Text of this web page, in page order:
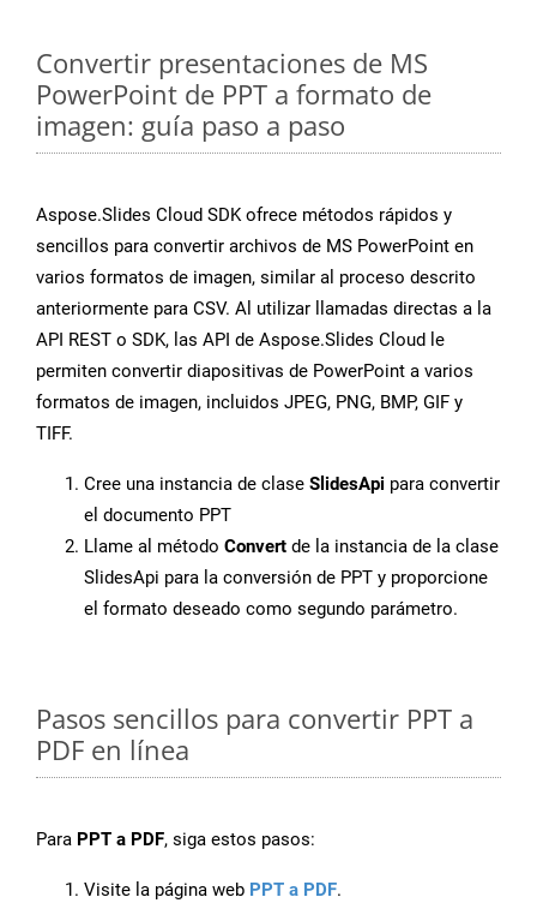
Convertir presentaciones de MS
PowerPoint de PPT a formato de
imagen: guía paso a paso
Aspose.Slides Cloud SDK ofrece métodos rápidos y
sencillos para convertir archivos de MS PowerPoint en
varios formatos de imagen, similar al proceso descrito
anteriormente para CSV. Al utilizar llamadas directas a la
API REST o SDK, las API de Aspose.Slides Cloud le
permiten convertir diapositivas de PowerPoint a varios
formatos de imagen, incluidos JPEG, PNG, BMP, GIF y
TIFF.
Cree una instancia de clase SlidesApi para convertir
el documento PPT
Llame al método Convert de la instancia de la clase
SlidesApi para la conversión de PPT y proporcione
el formato deseado como segundo parámetro.
Pasos sencillos para convertir PPT a
PDF en línea
Para PPT a PDF, siga estos pasos:
Visite la página web PPT a PDF.